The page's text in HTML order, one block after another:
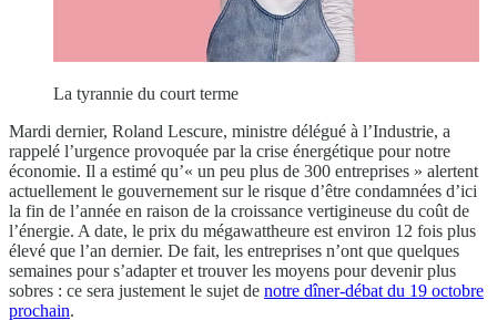
La tyrannie du court terme
Mardi dernier, Roland Lescure, ministre délégué à l’Industrie, a
rappelé l’urgence provoquée par la crise énergétique pour notre
économie. Il a estimé qu’« un peu plus de 300 entreprises » alertent
actuellement le gouvernement sur le risque d’être condamnées d’ici
la fin de l’année en raison de la croissance vertigineuse du coût de
l’énergie. A date, le prix du mégawattheure est environ 12 fois plus
élevé que l’an dernier. De fait, les entreprises n’ont que quelques
semaines pour s’adapter et trouver les moyens pour devenir plus
sobres : ce sera justement le sujet de notre dîner-débat du 19 octobre
prochain.